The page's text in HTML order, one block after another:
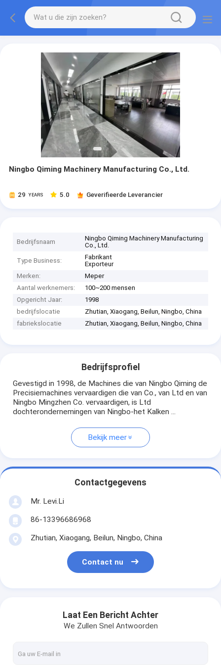
Ningbo Qiming Machinery Manufacturing Co., Ltd.
29 YEARS 5.0 Geverifieerde Leverancier
Bedrijfsnaam
Ningbo Qiming Machinery Manufacturing
Co., Ltd.
Type Business:
Fabrikant
Exporteur
Merken:
Meper
Aantal werknemers:
100~200 mensen
Opgericht Jaar:
1998
bedrijfslocatie
Zhutian, Xiaogang, Beilun, Ningbo, China
fabriekslocatie
Zhutian, Xiaogang, Beilun, Ningbo, China
Bedrijfsprofiel
Gevestigd in 1998, de Machines die van Ningbo Qiming de
Precisiemachines vervaardigen die van Co., van Ltd en van
Ningbo Mingzhen Co. vervaardigen, is Ltd
dochterondernemingen van Ningbo-het Kalken ...
Bekijk meer
Contactgegevens
Mr. Levi.Li
86-13396686968
Zhutian, Xiaogang, Beilun, Ningbo, China
Contact nu
Laat Een Bericht Achter
We Zullen Snel Antwoorden